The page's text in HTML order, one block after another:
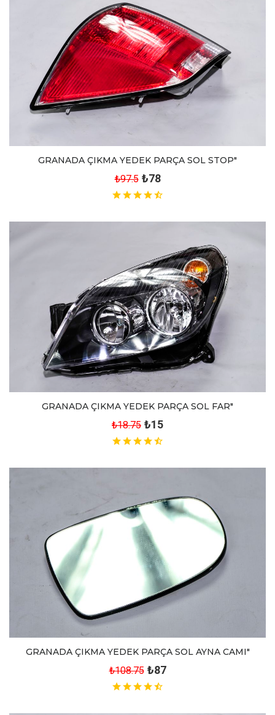
GRANADA ÇIKMA YEDEK PARÇA SOL STOP"
₺97.5 ₺78
GRANADA ÇIKMA YEDEK PARÇA SOL FAR"
₺18.75 ₺15
GRANADA ÇIKMA YEDEK PARÇA SOL AYNA CAMI"
₺108.75 ₺87